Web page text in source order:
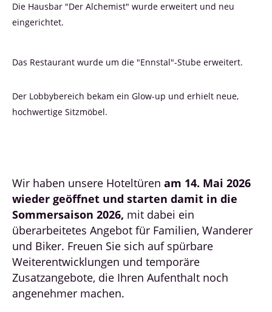
Die Hausbar "Der Alchemist" wurde erweitert und neu
eingerichtet.
Das Restaurant wurde um die "Ennstal"-Stube erweitert.
Der Lobbybereich bekam ein Glow-up und erhielt neue,
hochwertige Sitzmöbel.
Wir haben unsere Hoteltüren am 14. Mai 2026
wieder geöffnet und starten damit in die
Sommersaison 2026, mit dabei ein
überarbeitetes Angebot für Familien, Wanderer
und Biker. Freuen Sie sich auf spürbare
Weiterentwicklungen und temporäre
Zusatzangebote, die Ihren Aufenthalt noch
angenehmer machen.